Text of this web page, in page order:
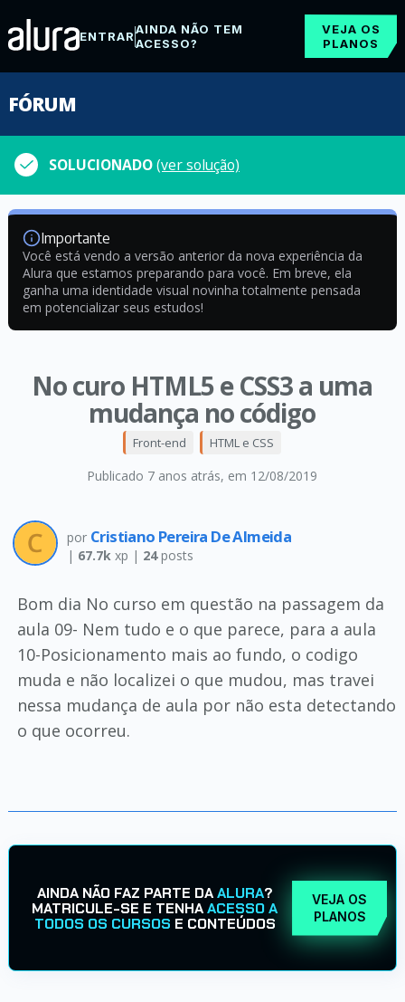
ENTRARAINDA NÃO TEM
ACESSO?
VEJA OS
PLANOS
FÓRUM
SOLUCIONADO(ver solução)
Importante
Você está vendo a versão anterior da nova experiência da
Alura que estamos preparando para você. Em breve, ela
ganha uma identidade visual novinha totalmente pensada
em potencializar seus estudos!
No curo HTML5 e CSS3 a uma
mudança no código
Publicado 7 anos atrás, em 12/08/2019
Front-end HTML e CSS
por Cristiano Pereira De Almeida
| 67.7kxp | 24posts
Bom dia No curso em questão na passagem da
aula 09- Nem tudo e o que parece, para a aula
10-Posicionamento mais ao fundo, o codigo
muda e não localizei o que mudou, mas travei
nessa mudança de aula por não esta detectando
o que ocorreu.
AINDA NÃO FAZ PARTE DAALURA?
MATRICULE-SE E TENHAACESSO A
TODOS OS CURSOS E CONTEÚDOS
VEJA OS
PLANOS